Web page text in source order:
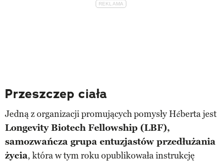
Przeszczep ciała
Jedną z organizacji promujących pomysły Héberta jest
Longevity Biotech Fellowship (LBF),
samozwańcza grupa entuzjastów przedłużania
życia, która w tym roku opublikowała instrukcję